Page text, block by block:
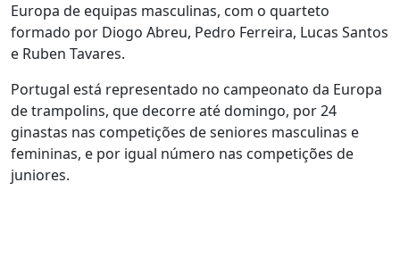
Europa de equipas masculinas, com o quarteto
formado por Diogo Abreu, Pedro Ferreira, Lucas Santos
e Ruben Tavares.
Portugal está representado no campeonato da Europa
de trampolins, que decorre até domingo, por 24
ginastas nas competições de seniores masculinas e
femininas, e por igual número nas competições de
juniores.